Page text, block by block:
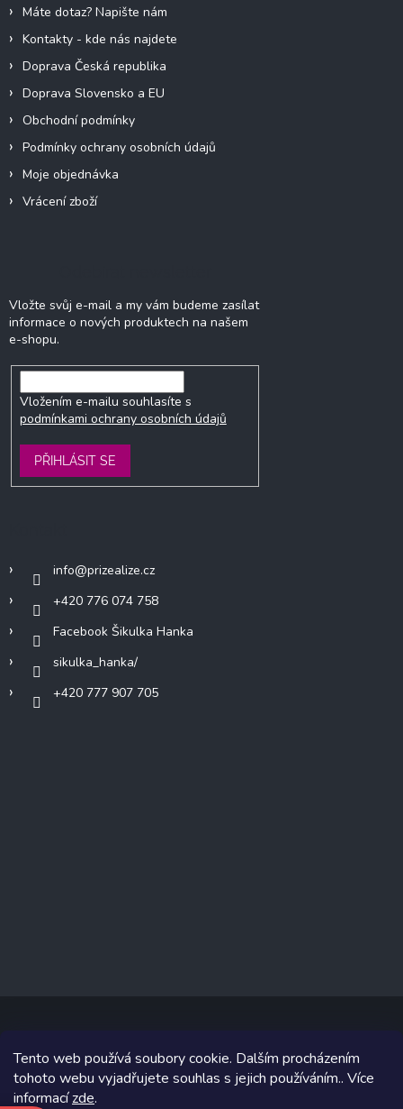
Tento web používá soubory cookie. Dalším procházením
tohoto webu vyjadřujete souhlas s jejich používáním.. Více
informacízde.
s
Máte dotaz? Napište nám
Kontakty - kde nás najdete
Doprava Česká republika
Doprava Slovensko a EU
Obchodní podmínky
Podmínky ochrany osobních údajů
Moje objednávka
Vrácení zboží
Vložte svůj e-mail a my vám budeme zasílat
informace o nových produktech na našem
e-shopu.
Vložením e-mailu souhlasíte s
podmínkami ochrany osobních údajů
PŘIHLÁSIT SE
info@prizealize.cz
+420 776 074 758
Facebook Šikulka Hanka
sikulka_hanka/
+420 777 907 705
Copyright 2026www.prizealize.cz. Všechna práva vyhrazena.
Grafický návrh vytvořil a na Shoptet implementoval